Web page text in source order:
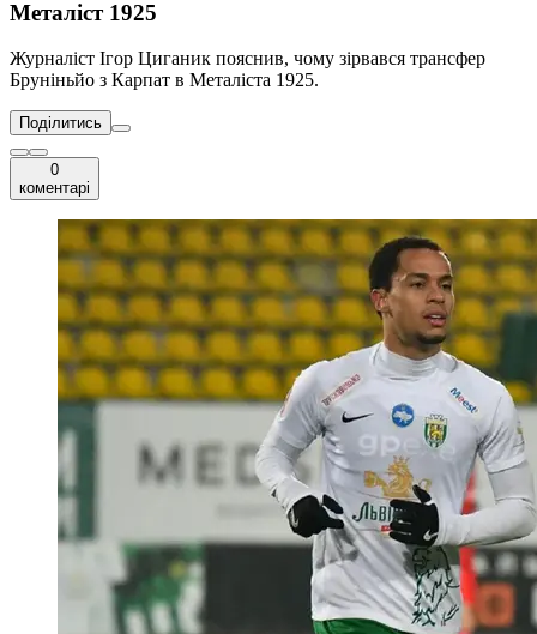
Металіст 1925
Журналіст Ігор Циганик пояснив, чому зірвався трансфер
Бруніньйо з Карпат в Металіста 1925.
Поділитись
0
коментарі